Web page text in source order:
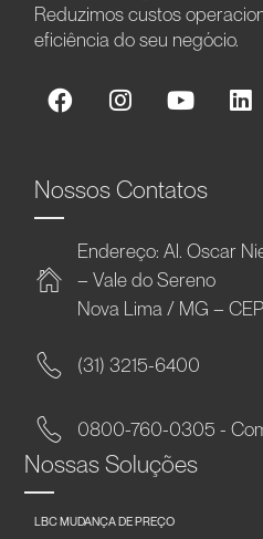
Reduzimos custos
eficiência do seu negócio.
Nossos Contatos
Endereço: Al. Oscar
– Vale do Sereno
Nova Lima / MG –
(31) 3215-6400
0800-760-0305 -
Nossas Soluções
LBC MUDANÇA DE PREÇO